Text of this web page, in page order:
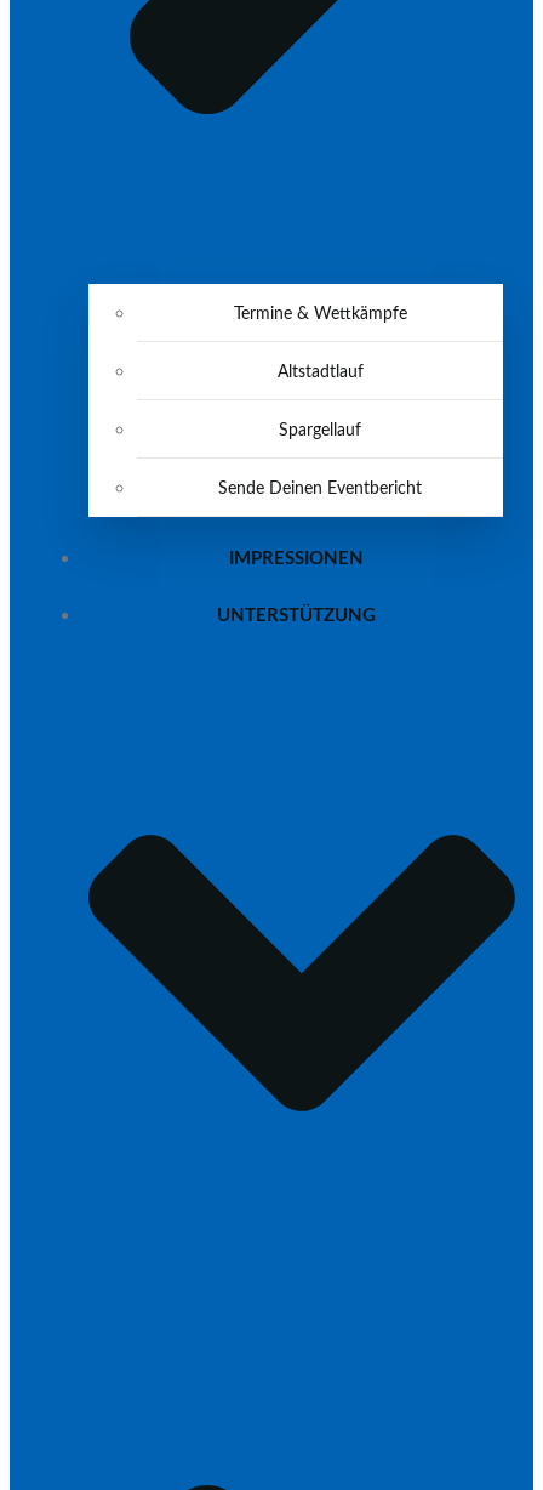
Termine & Wettkämpfe
Altstadtlauf
Spargellauf
Sende Deinen Eventbericht
IMPRESSIONEN
UNTERSTÜTZUNG